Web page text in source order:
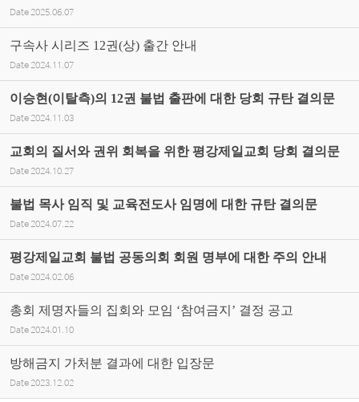
Date 2025.06.07
구속사 시리즈 12권(상) 출간 안내
Date 2024.11.07
이승현(이탈측)의 12권 불법 출판에 대한 당회 규탄 결의문
Date 2024.11.03
교회의 질서와 권위 회복을 위한 평강제일교회 당회 결의문
Date 2024.10.27
불법 목사 임직 및 교육전도사 임명에 대한 규탄 결의문
Date 2024.07.22
평강제일교회 불법 공동의회 회원 명부에 대한 주의 안내
Date 2024.02.06
총회 제명자들의 집회와 모임 ‘참여금지’ 결정 공고
Date 2024.01.10
방해금지 가처분 결과에 대한 입장문
Date 2023.12.02